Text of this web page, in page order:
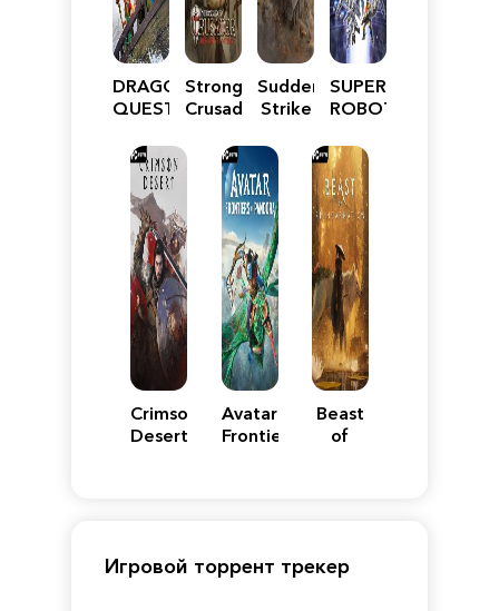
DRAGON
QUEST
Reimagined
Stronghold
Crusader:
Edition
Sudden
Strike
SUPER
ROBOT
Y
Crimson
Desert
Avatar:
Frontiers
Beast
of
Игровой торрент трекер